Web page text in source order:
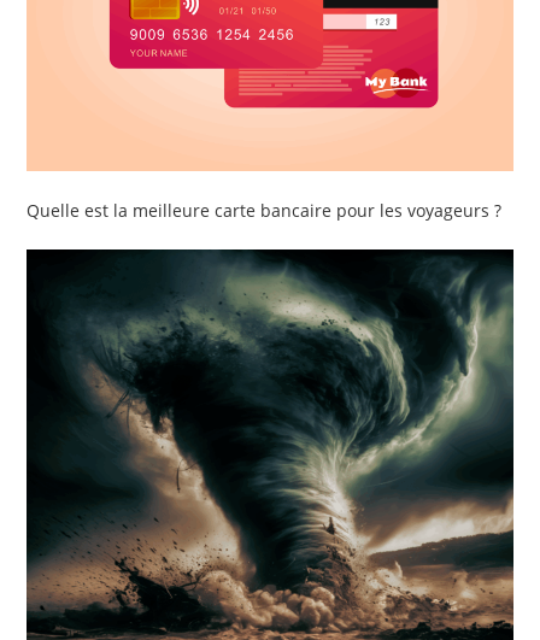
Quelle est la meilleure carte bancaire pour les voyageurs ?